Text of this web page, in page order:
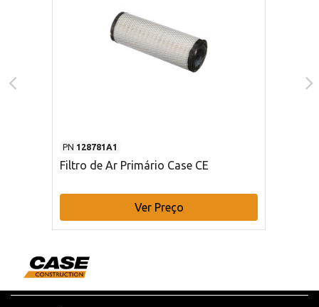
PN 128781A1
Filtro de Ar Primário Case CE
Ver Preço